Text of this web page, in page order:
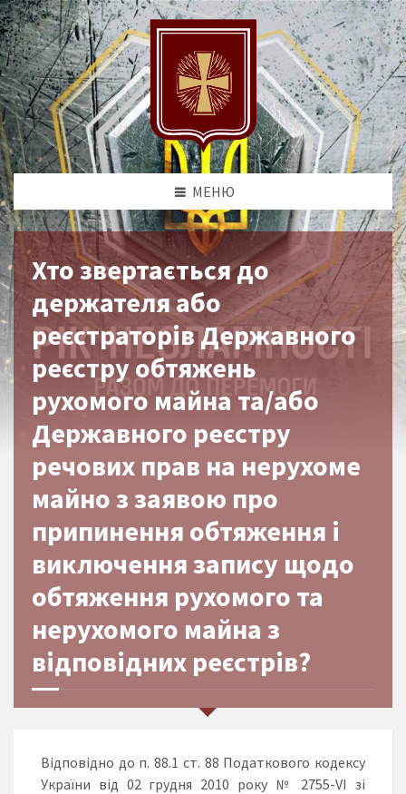
МЕНЮ
Хто звертається до
держателя або
реєстраторів Державного
реєстру обтяжень
рухомого майна та/або
Державного реєстру
речових прав на нерухоме
майно з заявою про
припинення обтяження і
виключення запису щодо
обтяження рухомого та
нерухомого майна з
відповідних реєстрів?
Відповідно до п. 88.1 ст. 88 Податкового кодексу
України від 02 грудня 2010 року № 2755-VІ зі